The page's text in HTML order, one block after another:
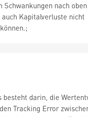
nach
Kapitalverluste nicht
besteht darin, die
Tracking Error